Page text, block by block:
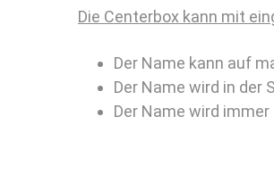
Die Centerbox kann mit
Der Name kann auf
Der Name wird in der
Der Name wird